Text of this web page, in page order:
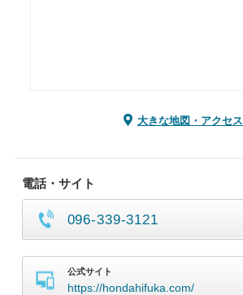
大きな地図・アクセス
電話・サイト
096-339-3121
公式サイト
https://hondahifuka.com/